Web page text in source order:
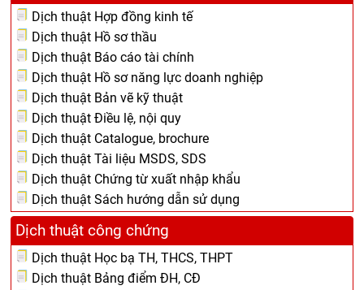
Dịch thuật Hợp đồng kinh tế
Dịch thuật Hồ sơ thầu
Dịch thuật Báo cáo tài chính
Dịch thuật Hồ sơ năng lực doanh nghiệp
Dịch thuật Bản vẽ kỹ thuật
Dịch thuật Điều lệ, nội quy
Dịch thuật Catalogue, brochure
Dịch thuật Tài liệu MSDS, SDS
Dịch thuật Chứng từ xuất nhập khẩu
Dịch thuật Sách hướng dẫn sử dụng
Dịch thuật công chứng
Dịch thuật Học bạ TH, THCS, THPT
Dịch thuật Bảng điểm ĐH, CĐ